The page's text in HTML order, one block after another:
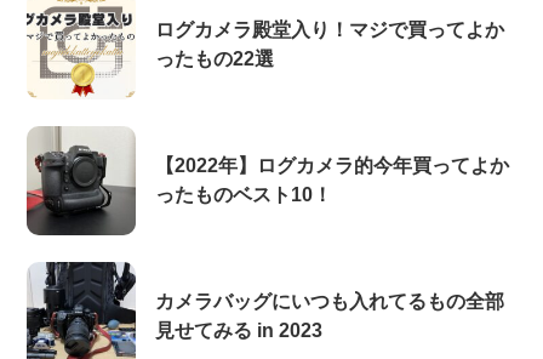
ログカメラ殿堂入り！マジで買ってよか
ったもの22選
【2022年】ログカメラ的今年買ってよか
ったものベスト10！
カメラバッグにいつも入れてるもの全部
見せてみる in 2023